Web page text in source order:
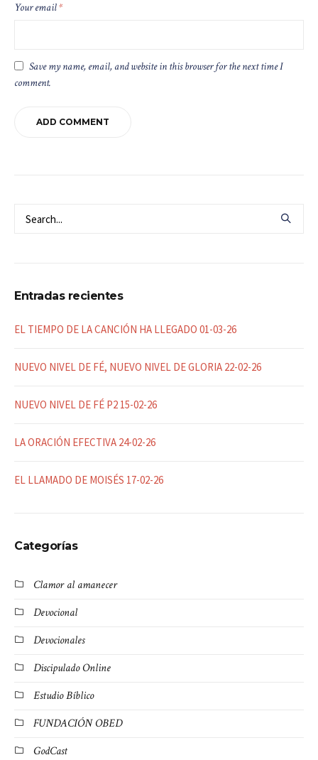
Your email*
Save my name, email, and website in this browser for the next time I
comment.
Entradas recientes
EL TIEMPO DE LA CANCIÓN HA LLEGADO 01-03-26
NUEVO NIVEL DE FÉ, NUEVO NIVEL DE GLORIA 22-02-26
NUEVO NIVEL DE FÉ P2 15-02-26
LA ORACIÓN EFECTIVA 24-02-26
EL LLAMADO DE MOISÉS 17-02-26
Categorías
Clamor al amanecer
Devocional
Devocionales
Discipulado Online
Estudio Bíblico
FUNDACIÓN OBED
GodCast